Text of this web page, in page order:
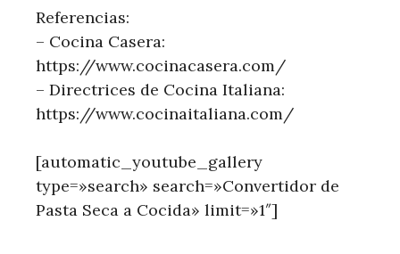
Referencias:
– Cocina Casera:
https://www.cocinacasera.com/
– Directrices de Cocina Italiana:
https://www.cocinaitaliana.com/
[automatic_youtube_gallery
type=»search» search=»Convertidor de
Pasta Seca a Cocida» limit=»1″]